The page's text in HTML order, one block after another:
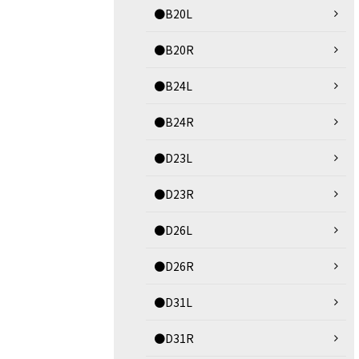
●B20L
●B20R
●B24L
●B24R
●D23L
●D23R
●D26L
●D26R
●D31L
●D31R